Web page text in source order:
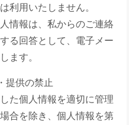
利用いたしません。
情報は、私からのご連絡
る回答として、電子メー
ます。
提供の禁止
た個人情報を適切に管理
合を除き、個人情報を第